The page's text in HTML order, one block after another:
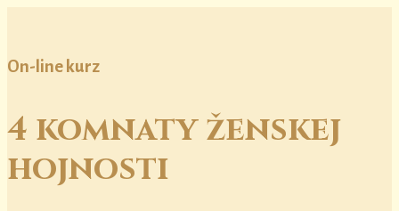
On-line kurz
4 komnaty ženskej
hojnosti